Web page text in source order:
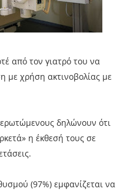
από τον γιατρό του να
με χρήση ακτινοβολίας με
δηλώνουν ότι
η έκθεσή τους σε
(97%) εμφανίζεται να